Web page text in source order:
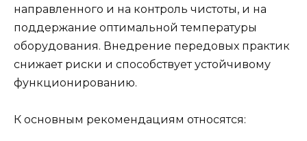
направленного и на контроль чистоты, и на
поддержание оптимальной температуры
оборудования. Внедрение передовых практик
снижает риски и способствует устойчивому
функционированию.
К основным рекомендациям относятся: